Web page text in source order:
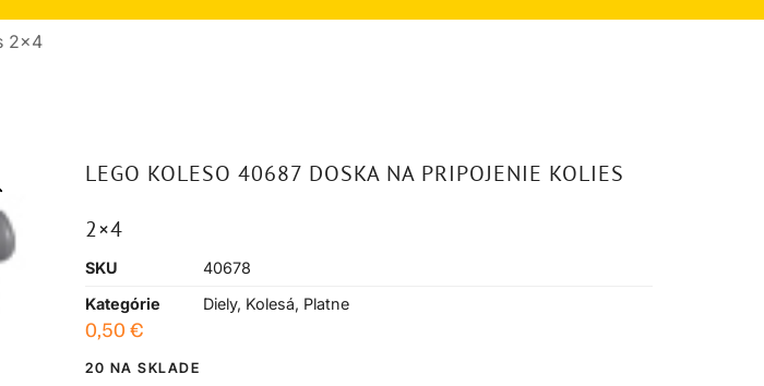
2×4
LEGO KOLESO 40687 DOSKA NA PRIPOJENIE KOLIES
2×4
SKU
40678
Kategórie
Diely, Kolesá, Platne
0,50 €
20 NA SKLADE